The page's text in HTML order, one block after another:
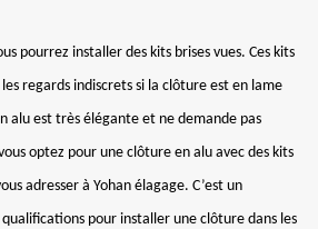
pourrez installer des kits brises vues. Ces kits
regards indiscrets si la clôture est en lame
alu est très élégante et ne demande pas
optez pour une clôture en alu avec des kits
adresser à Yohan élagage. C’est un
pour installer une clôture dans les